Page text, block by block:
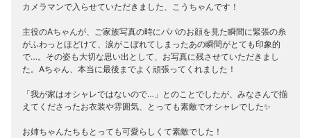
カメラマンで入らせていただきました、こうちゃんです！
主役のAちゃんが、ご家族写真の時にパパのお顔を見た瞬間に緊張の糸
がふわっとほどけて、涙がこぼれてしまったあの瞬間がとても印象的
で…。その姿も大切な思い出として、お写真に残させていただきまし
た。Aちゃん、本当に最後までよく頑張ってくれました！
「我が家はオシャレではないので…」とのことでしたが、みなさんで揃
えてくださったお衣装や雰囲気、とっても素敵でオシャレでした✨
お姉ちゃんたちもとっても可愛らしくて素敵でした！